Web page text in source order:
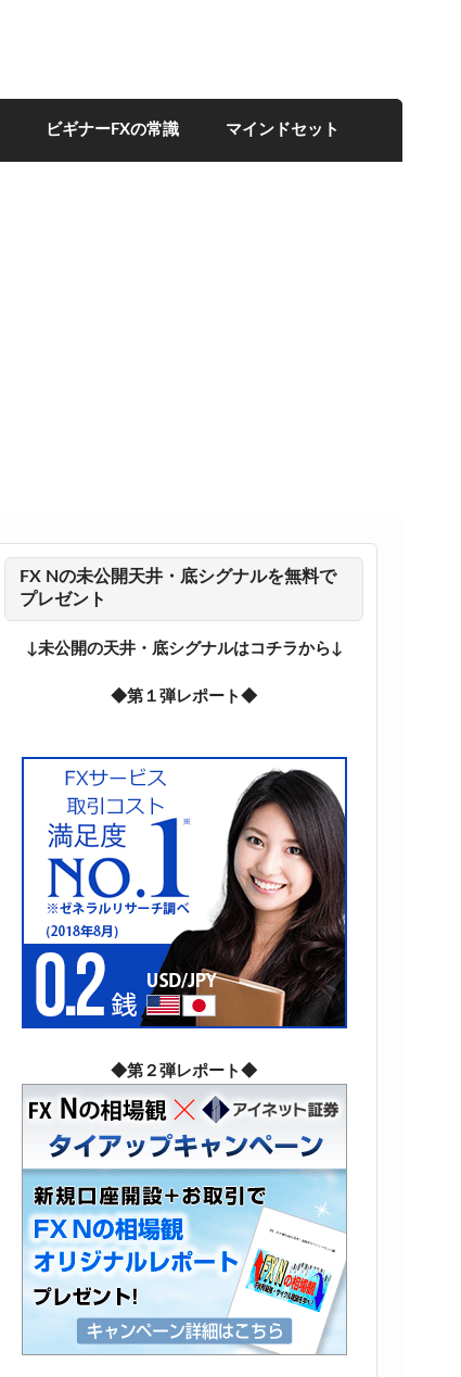
ビギナーFXの常識 マインドセット
FX Nの未公開天井・底シグナルを無料で
プレゼント
↓未公開の天井・底シグナルはコチラから↓
◆第１弾レポート◆
◆第２弾レポート◆